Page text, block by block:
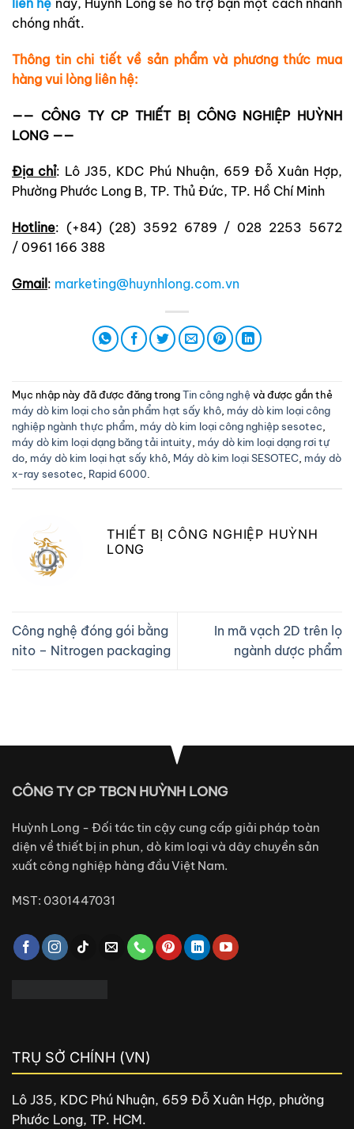
chóng nhất.
Thông tin chi tiết về sản phẩm và phương thức mua
hàng vui lòng liên hệ:
—— CÔNG TY CP THIẾT BỊ CÔNG NGHIỆP HUỲNH
LONG ——
Địa chỉ: Lô J35, KDC Phú Nhuận, 659 Đỗ Xuân Hợp,
Phường Phước Long B, TP. Thủ Đức, TP. Hồ Chí Minh
Hotline: (+84) (28) 3592 6789 / 028 2253 5672
/ 0961 166 388
Gmail: marketing@huynhlong.com.vn
Mục nhập này đã được đăng trongTin công nghệ và được gắn thẻ
máy dò kim loại cho sản phẩm hạt sấy khô, máy dò kim loại công
nghiệp ngành thực phẩm, máy dò kim loại công nghiệp sesotec,
máy dò kim loại dạng băng tải intuity, máy dò kim loại dạng rơi tự
do, máy dò kim loại hạt sấy khô, Máy dò kim loại SESOTEC, máy dò
x-ray sesotec, Rapid 6000.
THIẾT BỊ CÔNG NGHIỆP HUỲNH
LONG
Công nghệ đóng gói bằng
nito – Nitrogen packaging
In mã vạch 2D trên lọ
ngành dược phẩm
CÔNG TY CP TBCN HUỲNH LONG
Huỳnh Long - Đối tác tin cậy cung cấp giải pháp toàn
diện về thiết bị in phun, dò kim loại và dây chuyền sản
xuất công nghiệp hàng đầu Việt Nam.
MST: 0301447031
TRỤ SỞ CHÍNH (VN)
Lô J35, KDC Phú Nhuận, 659 Đỗ Xuân Hợp, phường
Phước Long, TP. HCM.